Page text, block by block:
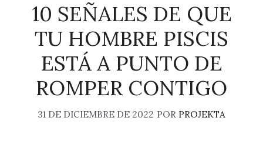
10 SEÑALES DE QUE
TU HOMBRE PISCIS
ESTÁ A PUNTO DE
ROMPER CONTIGO
31 DE DICIEMBRE DE 2022 POR PROJEKTA